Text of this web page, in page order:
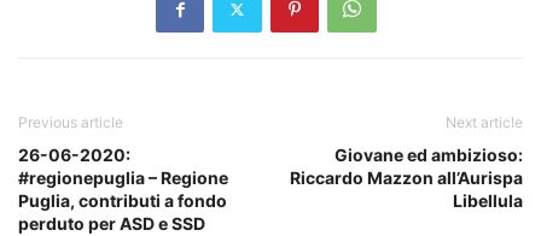
Previous article
26-06-2020:
#regionepuglia – Regione
Puglia, contributi a fondo
perduto per ASD e SSD
Next article
Giovane ed ambizioso:
Riccardo Mazzon all’Aurispa
Libellula